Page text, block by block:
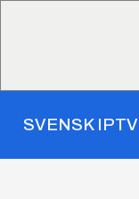
SVENSK IPTV